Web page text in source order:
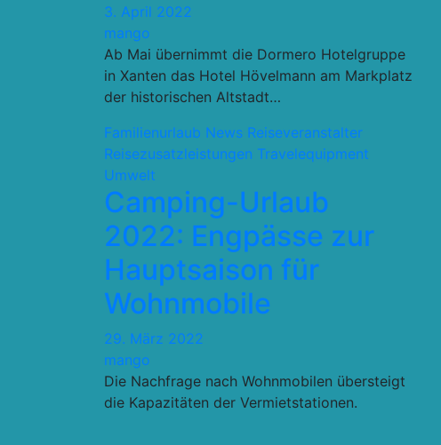
3. April 2022
mango
Ab Mai übernimmt die Dormero Hotelgruppe
in Xanten das Hotel Hövelmann am Markplatz
der historischen Altstadt…
Familienurlaub News Reiseveranstalter
Reisezusatzleistungen Travelequipment
Umwelt
Camping-Urlaub
2022: Engpässe zur
Hauptsaison für
Wohnmobile
29. März 2022
mango
Die Nachfrage nach Wohnmobilen übersteigt
die Kapazitäten der Vermietstationen.